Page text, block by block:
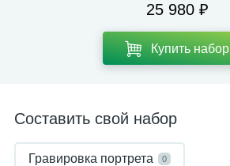
25 980 ₽
Купить набор
Составить свой набор
Гравировка портрета 0